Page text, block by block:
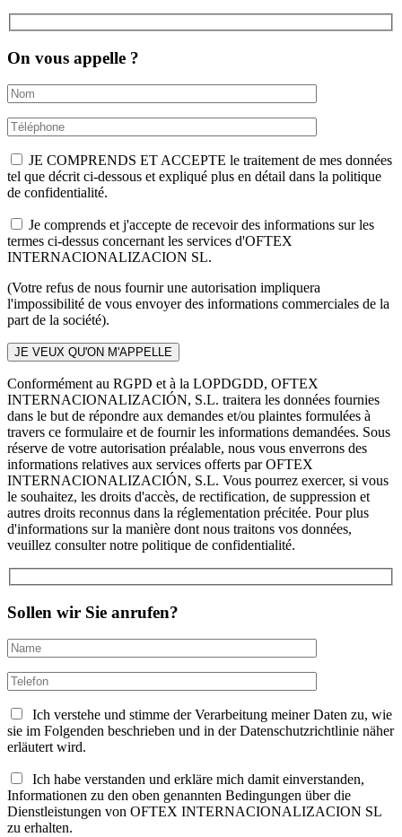
On vous appelle ?
JE COMPRENDS ET ACCEPTE le traitement de mes données
tel que décrit ci-dessous et expliqué plus en détail dans la politique
de confidentialité.
Je comprends et j'accepte de recevoir des informations sur les
termes ci-dessus concernant les services d'OFTEX
INTERNACIONALIZACION SL.
(Votre refus de nous fournir une autorisation impliquera
l'impossibilité de vous envoyer des informations commerciales de la
part de la société).
Conformément au RGPD et à la LOPDGDD, OFTEX
INTERNACIONALIZACIÓN, S.L. traitera les données fournies
dans le but de répondre aux demandes et/ou plaintes formulées à
travers ce formulaire et de fournir les informations demandées. Sous
réserve de votre autorisation préalable, nous vous enverrons des
informations relatives aux services offerts par OFTEX
INTERNACIONALIZACIÓN, S.L. Vous pourrez exercer, si vous
le souhaitez, les droits d'accès, de rectification, de suppression et
autres droits reconnus dans la réglementation précitée. Pour plus
d'informations sur la manière dont nous traitons vos données,
veuillez consulter notre politique de confidentialité.
Sollen wir Sie anrufen?
Ich verstehe und stimme der Verarbeitung meiner Daten zu, wie
sie im Folgenden beschrieben und in der Datenschutzrichtlinie näher
erläutert wird.
Ich habe verstanden und erkläre mich damit einverstanden,
Informationen zu den oben genannten Bedingungen über die
Dienstleistungen von OFTEX INTERNACIONALIZACION SL
zu erhalten.